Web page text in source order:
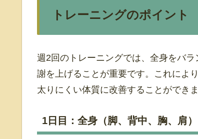
トレーニングのポイント
週2回のトレーニングでは、全身をバ
謝を上げることが重要です。これによ
太りにくい体質に改善することができま
1日目：全身（脚、背中、胸、肩）